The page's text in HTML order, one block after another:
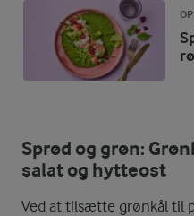
Sprød og grøn:
salat og hytteost
Ved at tilsætte grønkål til